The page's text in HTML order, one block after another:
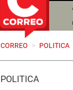
CORREO > POLITICA
POLÍTICA